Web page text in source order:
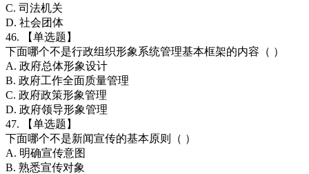
C. 司法机关
D. 社会团体
46. 【单选题】
下面哪个不是行政组织形象系统管理基本框架的内容（ ）
A. 政府总体形象设计
B. 政府工作全面质量管理
C. 政府政策形象管理
D. 政府领导形象管理
47. 【单选题】
下面哪个不是新闻宣传的基本原则（ ）
A. 明确宣传意图
B. 熟悉宣传对象